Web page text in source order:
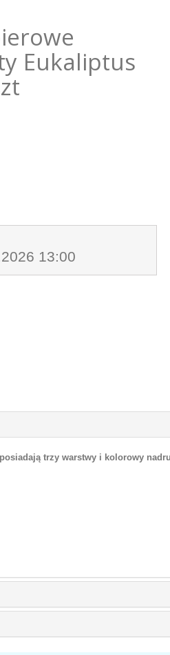
Eukaliptus
13:00
trzy warstwy i kolorowy